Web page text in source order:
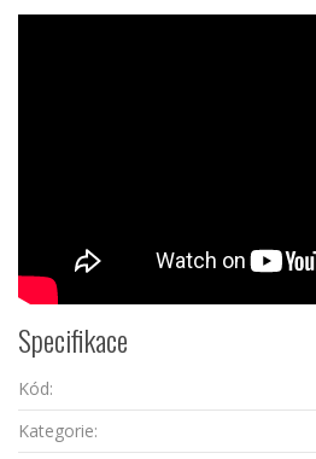
Specifikace
Kód:
Kategorie: